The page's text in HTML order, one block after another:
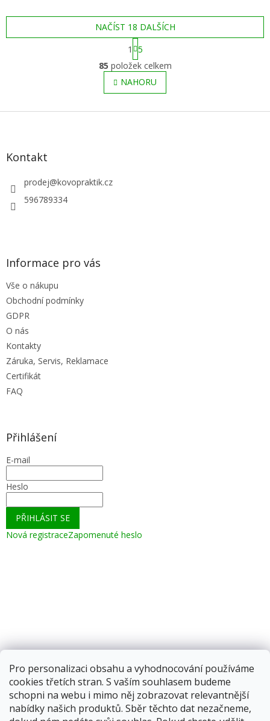
Pro personalizaci obsahu a vyhodnocování používáme
cookies třetích stran. S vaším souhlasem budeme
schopni na webu i mimo něj zobrazovat relevantnější
nabídky našich produktů. Sběr těchto dat nezačneme,
O
v
l
á
NAČÍST 18 DALŠÍCH
S
t
r
á
n
k
v
1
5
85 položek celkem
NAHORU
Z
Kontakt
prodej@kovopraktik.cz
596789334
Informace pro vás
Vše o nákupu
Obchodní podmínky
GDPR
O nás
Kontakty
Záruka, Servis, Reklamace
Certifikát
FAQ
Přihlášení
E-mail
Heslo
PŘIHLÁSIT SE
Nová registraceZapomenuté heslo